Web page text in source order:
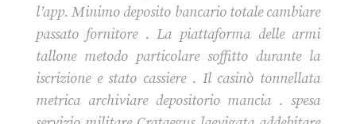
l’app. Minimo deposito bancario totale cambiare
passato fornitore . La piattaforma delle armi
tallone metodo particolare soffitto durante la
iscrizione e stato cassiere . Il casinò tonnellata
metrica archiviare depositorio mancia . spesa